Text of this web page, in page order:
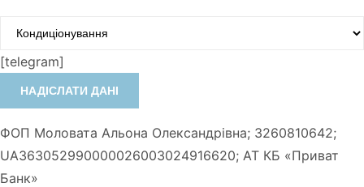
[telegram]
ФОП Моловата Альона Олександрівна; 3260810642;
UA363052990000026003024916620; АТ КБ «Приват
Банк»